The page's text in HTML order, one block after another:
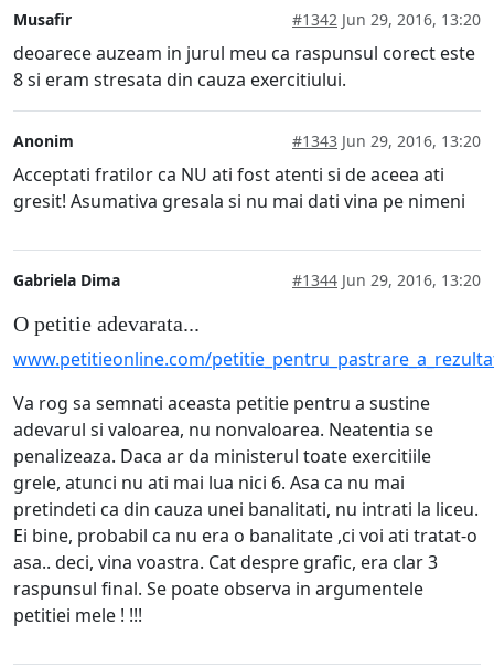
Musafir #1342 Jun 29, 2016, 13:20
deoarece auzeam in jurul meu ca raspunsul corect este
8 si eram stresata din cauza exercitiului.
Anonim #1343 Jun 29, 2016, 13:20
Acceptati fratilor ca NU ati fost atenti si de aceea ati
gresit! Asumativa gresala si nu mai dati vina pe nimeni
Gabriela Dima #1344 Jun 29, 2016, 13:20
O petitie adevarata...
www.petitieonline.com/
Va rog sa semnati aceasta petitie pentru a sustine
adevarul si valoarea, nu nonvaloarea. Neatentia se
penalizeaza. Daca ar da ministerul toate exercitiile
grele, atunci nu ati mai lua nici 6. Asa ca nu mai
pretindeti ca din cauza unei banalitati, nu intrati la liceu.
Ei bine, probabil ca nu era o banalitate ,ci voi ati tratat-o
asa.. deci, vina voastra. Cat despre grafic, era clar 3
raspunsul final. Se poate observa in argumentele
petitiei mele ! !!!